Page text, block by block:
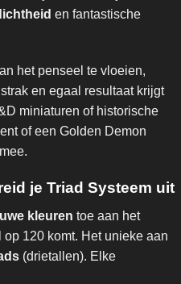
en fantastische
het penseel te vloeien,
en egaal resultaat krijgt
miniaturen of historische
of een Golden Demon
je Triad Systeem uit
kleuren toe aan het
120 komt. Het unieke aan
(drietallen). Elke